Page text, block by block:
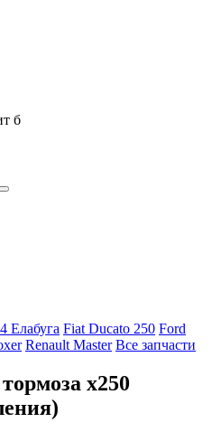
б
Елабуга Fiat Ducato 250 Ford
Renault Master Все запчасти
х250